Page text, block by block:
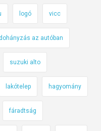
logó vicc
dohányzás az autóban
suzuki alto
lakótelep hagyomány
fáradtság